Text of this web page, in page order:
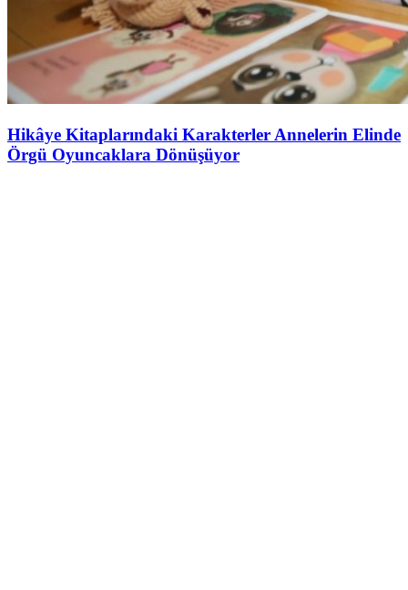
Hikâye Kitaplarındaki Karakterler Annelerin Elinde
Örgü Oyuncaklara Dönüşüyor